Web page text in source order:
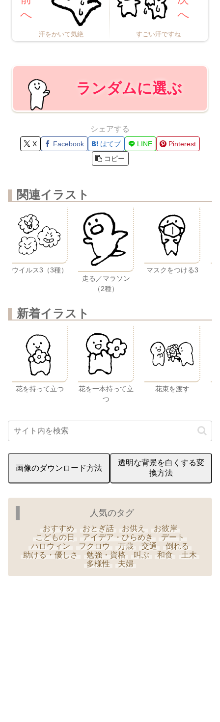
汗をかいて気絶 すごい汗ですね
ランダムに選ぶ
シェアする
X Facebook はてブ LINE
Pinterest
コピー
関連イラスト
ウイルス3（3種）
走る／マラソン
（2種）
マスクをつける3
新着イラスト
花を持って立つ
花を一本持って立
つ
花束を渡す
画像のダウンロード方法
透明な背景を白くする変
換方法
人気のタグ
おすすめ おとぎ話 お供え
お彼岸
こどもの日
アイデア・ひらめき
デート
ハロウィン
フクロウ 万歳 交通
倒れる
助ける・優しさ
勉強・資格 叫ぶ 和食
土木
多様性
夫婦